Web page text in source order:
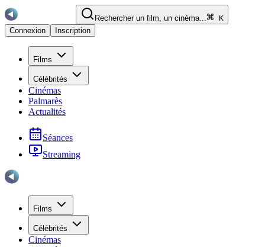
Rechercher un film, un cinéma...
K
Connexion
Inscription
Films
Célébrités
Cinémas
Palmarès
Actualités
Séances
Streaming
Films
Célébrités
Cinémas